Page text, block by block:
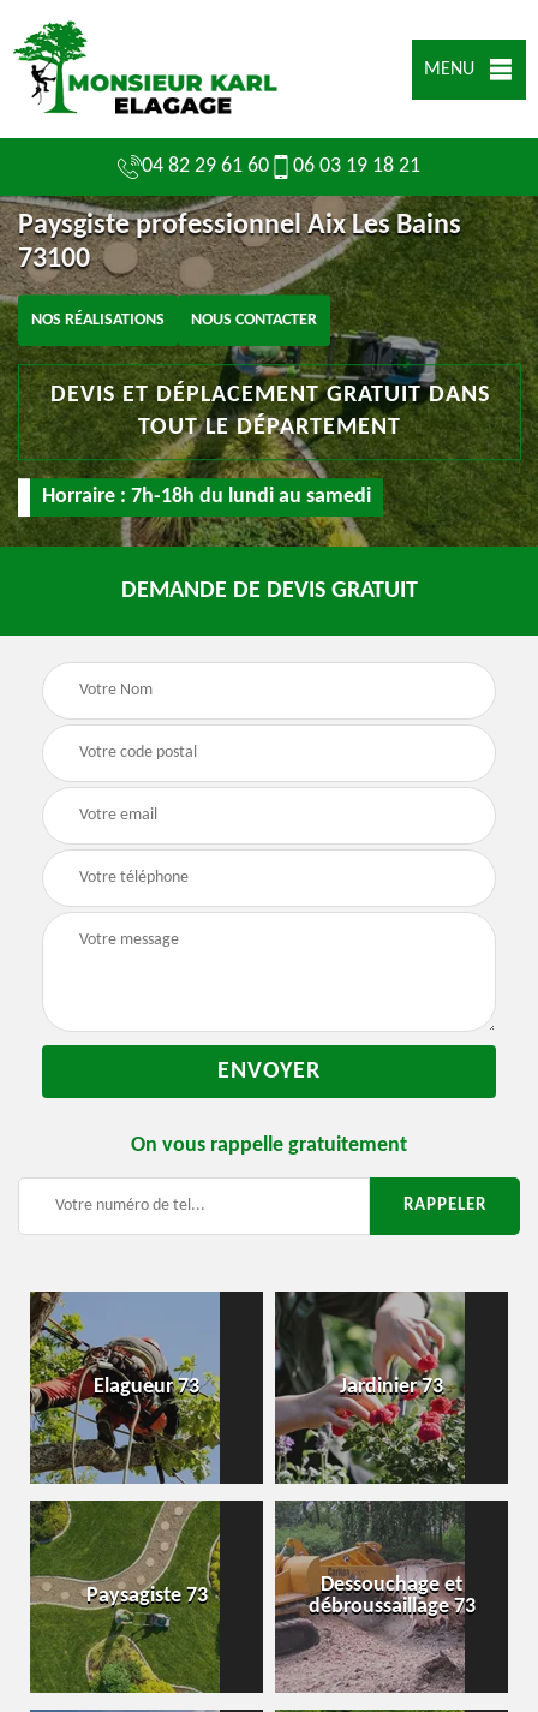
MENU
04 82 29 61 60 06 03 19 18 21
Paysgiste professionnel Aix Les Bains
73100
NOS RÉALISATIONS NOUS CONTACTER
DEVIS ET DÉPLACEMENT GRATUIT DANS
TOUT LE DÉPARTEMENT
Horraire : 7h-18h du lundi au samedi
DEMANDE DE DEVIS GRATUIT
On vous rappelle gratuitement
Elagueur 73 Jardinier 73
Paysagiste 73
Dessouchage et
débroussaillage 73